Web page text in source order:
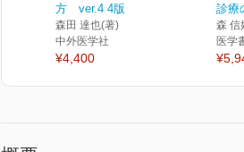
方 ver.4 4版
森田 達也(著)
中外医学社
¥4,400
診療
森 信
医学